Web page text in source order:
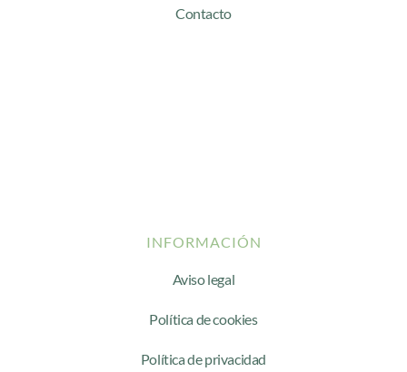
Contacto
INFORMACIÓN
Aviso legal
Política de cookies
Política de privacidad